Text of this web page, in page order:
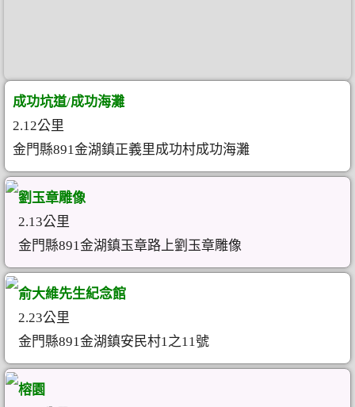
成功坑道/成功海灘
2.12公里
金門縣891金湖鎮正義里成功村成功海灘
劉玉章雕像
2.13公里
金門縣891金湖鎮玉章路上劉玉章雕像
俞大維先生紀念館
2.23公里
金門縣891金湖鎮安民村1之11號
榕園